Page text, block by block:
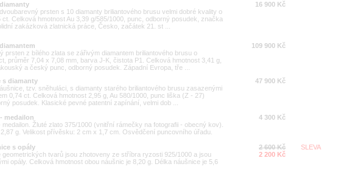
prsten s 10 diamanty briliantového brusu velmi dobré kvality o
ct. Celková hmotnost Au 3,39 g/585/1000, punc, odborný posudek, značka
zakázková zlatnická práce, Česko, začátek 21. st ...
16 900 Kč
prsten z bílého zlata se zářivým diamantem briliantového brusu o
průměr 7,04 x 7,08 mm, barva J-K, čistota P1. Celková hmotnost 3,41 g,
a český punc, odborný posudek. Západní Evropa, tře ...
109 900 Kč
s diamanty
tzv. sněhuláci, s diamanty starého briliantového brusu zasazenými
0,74 ct. Celková hmotnost 2,95 g, Au 580/1000, punc liška (Z - 27)
posudek. Klasické pevné patentní zapínání, velmi dob ...
47 900 Kč
medailon
Žluté zlato 375/1000 (vnitřní rámečky na fotografii - obecný kov).
g. Velikost přívěsku: 2 cm x 1,7 cm. Osvědčení puncovního úřadu.
4 300 Kč
s opály
geometrických tvarů jsou zhotoveny ze stříbra ryzosti 925/1000 a jsou
opály. Celková hmotnost obou náušnic je 8,20 g. Délka náušnice je 5,6
2 600 Kč
2 200 Kč
SLEVA